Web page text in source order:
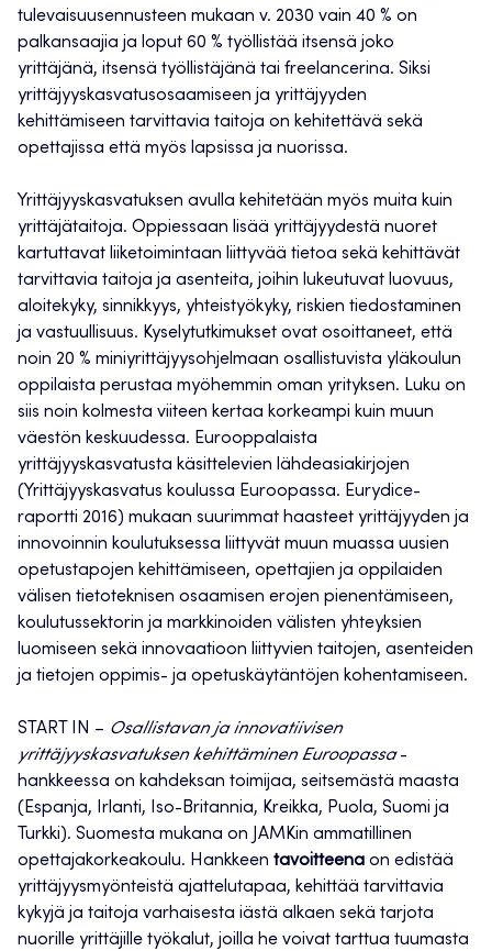
tulevaisuusennusteen mukaan v. 2030 vain 40 % on
palkansaajia ja loput 60 % työllistää itsensä joko
yrittäjänä, itsensä työllistäjänä tai freelancerina. Siksi
yrittäjyyskasvatusosaamiseen ja yrittäjyyden
kehittämiseen tarvittavia taitoja on kehitettävä sekä
opettajissa että myös lapsissa ja nuorissa.
Yrittäjyyskasvatuksen avulla kehitetään myös muita kuin
yrittäjätaitoja. Oppiessaan lisää yrittäjyydestä nuoret
kartuttavat liiketoimintaan liittyvää tietoa sekä kehittävät
tarvittavia taitoja ja asenteita, joihin lukeutuvat luovuus,
aloitekyky, sinnikkyys, yhteistyökyky, riskien tiedostaminen
ja vastuullisuus. Kyselytutkimukset ovat osoittaneet, että
noin 20 % miniyrittäjyysohjelmaan osallistuvista yläkoulun
oppilaista perustaa myöhemmin oman yrityksen. Luku on
siis noin kolmesta viiteen kertaa korkeampi kuin muun
väestön keskuudessa. Eurooppalaista
yrittäjyyskasvatusta käsittelevien lähdeasiakirjojen
(Yrittäjyyskasvatus koulussa Euroopassa. Eurydice-
raportti 2016) mukaan suurimmat haasteet yrittäjyyden ja
innovoinnin koulutuksessa liittyvät muun muassa uusien
opetustapojen kehittämiseen, opettajien ja oppilaiden
välisen tietoteknisen osaamisen erojen pienentämiseen,
koulutussektorin ja markkinoiden välisten yhteyksien
luomiseen sekä innovaatioon liittyvien taitojen, asenteiden
ja tietojen oppimis- ja opetuskäytäntöjen kohentamiseen.
START IN – Osallistavan ja innovatiivisen
yrittäjyyskasvatuksen kehittäminen Euroopassa-
hankkeessa on kahdeksan toimijaa, seitsemästä maasta
(Espanja, Irlanti, Iso-Britannia, Kreikka, Puola, Suomi ja
Turkki). Suomesta mukana on JAMKin ammatillinen
opettajakorkeakoulu. Hankkeen tavoitteena on edistää
yrittäjyysmyönteistä ajattelutapaa, kehittää tarvittavia
kykyjä ja taitoja varhaisesta iästä alkaen sekä tarjota
nuorille yrittäjille työkalut, joilla he voivat tarttua tuumasta